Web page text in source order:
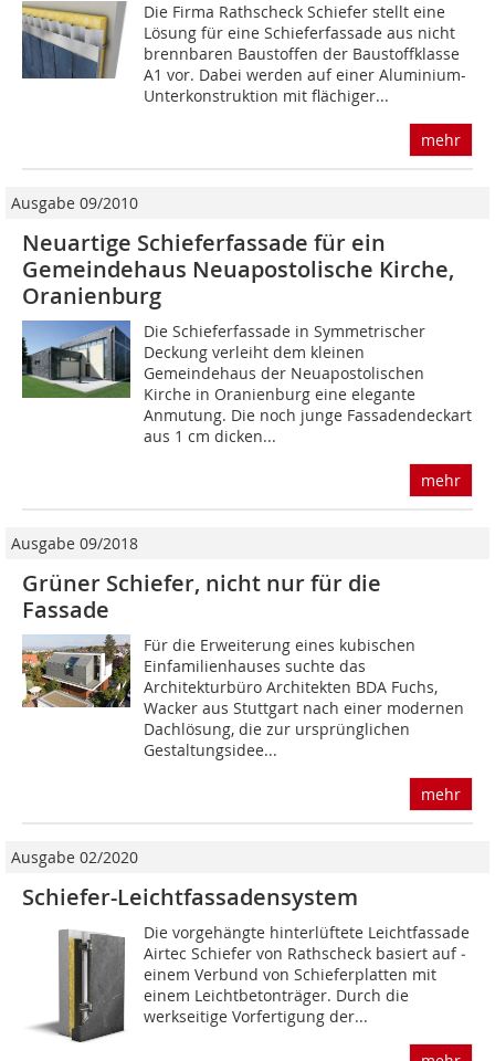
Die Firma Rathscheck Schiefer stellt eine
Lösung für eine Schieferfassade aus nicht
brennbaren Baustoffen der Baustoffklasse
A1 vor. Dabei werden auf einer Aluminium-
Unterkonstruktion mit flächiger...
mehr
Ausgabe 09/2010
Neuartige Schieferfassade für ein
Gemeindehaus Neuapostolische Kirche,
Oranienburg
Die Schieferfassade in Symmetrischer
Deckung verleiht dem kleinen
Gemeindehaus der Neuapostolischen
Kirche in Oranienburg eine elegante
Anmutung. Die noch junge Fassadendeckart
aus 1 cm dicken...
mehr
Ausgabe 09/2018
Grüner Schiefer, nicht nur für die
Fassade
Für die Erweiterung eines kubischen
Einfamilienhauses suchte das
Architekturbüro Architekten BDA Fuchs,
Wacker aus Stuttgart nach einer modernen
Dachlösung, die zur ursprünglichen
Gestaltungsidee...
mehr
Ausgabe 02/2020
Schiefer-Leichtfassadensystem
Die vorgehängte hinterlüftete Leichtfassade
Airtec Schiefer von Rathscheck basiert auf ­
einem Verbund von Schieferplatten mit
einem Leichtbetonträger. Durch die
werkseitige Vorfertigung der...